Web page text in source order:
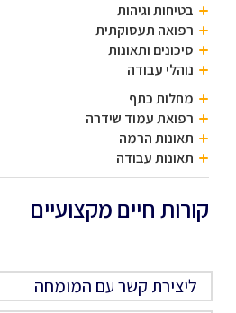
בטיחות וגיהות
רפואה תעסוקתית
סיכונים ותאונות
נוהלי עבודה
מחלות כתף
רפואת עמוד שידרה
תאונות הרמה
תאונות עבודה
קורות חיים מקצועיים
ליצירת קשר עם המומחה